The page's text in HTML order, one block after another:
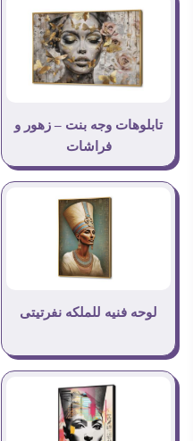
تابلوهات وجه بنت – زهور و
فراشات
لوحه فنيه للملكه نفرتيتى